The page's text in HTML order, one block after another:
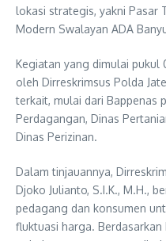
lokasi strategis, yakni Pasar
Modern Swalayan ADA
Kegiatan yang dimulai pukul
oleh Dirreskrimsus Polda
terkait, mulai dari Bappenas
Perdagangan, Dinas
Dinas Perizinan.
Dalam tinjauannya,
Djoko Julianto, S.I.K., M.H.,
pedagang dan konsumen
fluktuasi harga.